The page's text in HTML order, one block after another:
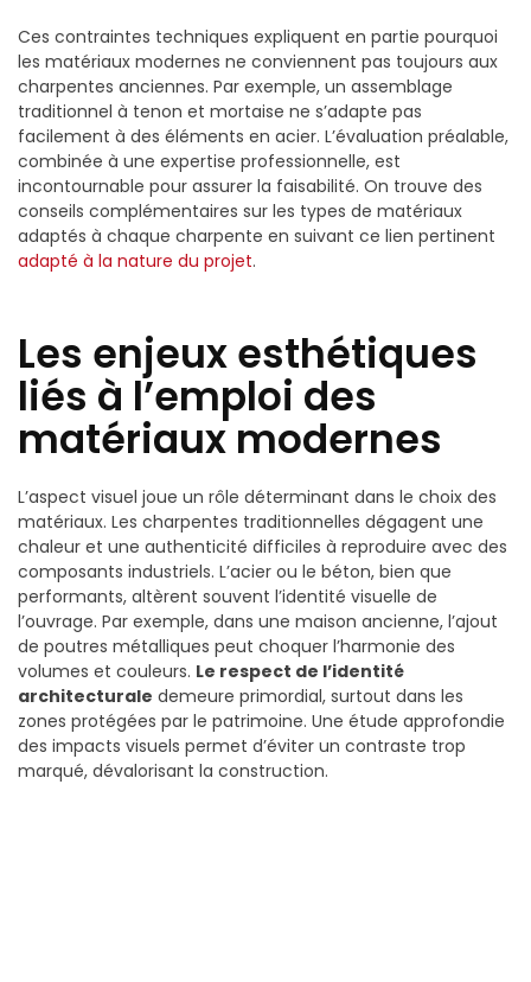
Ces contraintes techniques expliquent en partie pourquoi
les matériaux modernes ne conviennent pas toujours aux
charpentes anciennes. Par exemple, un assemblage
traditionnel à tenon et mortaise ne s’adapte pas
facilement à des éléments en acier. L’évaluation préalable,
combinée à une expertise professionnelle, est
incontournable pour assurer la faisabilité. On trouve des
conseils complémentaires sur les types de matériaux
adaptés à chaque charpente en suivant ce lien pertinent
adapté à la nature du projet.
Les enjeux esthétiques
liés à l’emploi des
matériaux modernes
L’aspect visuel joue un rôle déterminant dans le choix des
matériaux. Les charpentes traditionnelles dégagent une
chaleur et une authenticité difficiles à reproduire avec des
composants industriels. L’acier ou le béton, bien que
performants, altèrent souvent l’identité visuelle de
l’ouvrage. Par exemple, dans une maison ancienne, l’ajout
de poutres métalliques peut choquer l’harmonie des
volumes et couleurs. Le respect de l’identité
architecturale demeure primordial, surtout dans les
zones protégées par le patrimoine. Une étude approfondie
des impacts visuels permet d’éviter un contraste trop
marqué, dévalorisant la construction.